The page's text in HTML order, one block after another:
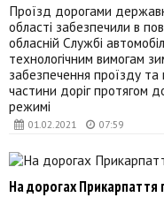
01.02.2021 07:59
Проїзд дорогами
області забезпечили в
обласній Службі
технологічним вимогам
забезпечення проїзду та
частини доріг протягом
режимі
На дорогах Прикарпаття